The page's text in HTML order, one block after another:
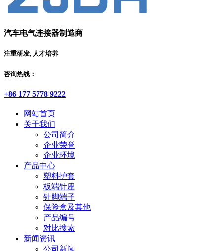
汽车电气连接器制造商
注重研发, 人才培养
咨询热线：
+86 177 5778 9222
网站首页
关于我们
公司简介
企业荣誉
企业环境
产品中心
塑料护套
板端针座
针脚端子
保险盒及其他
产品编号
对比搜索
新闻资讯
公司新闻